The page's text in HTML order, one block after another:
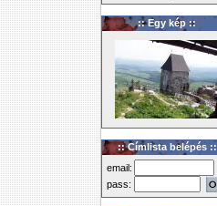
:: Egy kép ::
:: Címlista belépés ::
email:
pass: